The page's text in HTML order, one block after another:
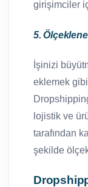
girişimciler
5.
İşinizi
eklemek
lojistik ve
tarafından
şekilde